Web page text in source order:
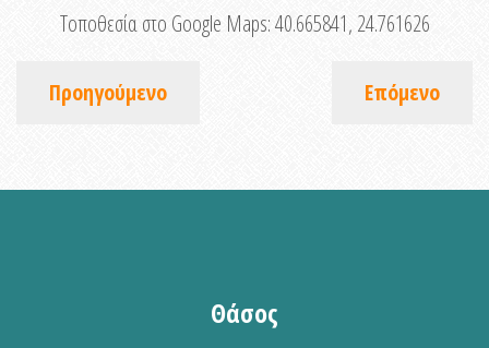
Τοποθεσία στο Google Maps:40.665841, 24.761626
Προηγούμενο Επόμενο
Θάσος